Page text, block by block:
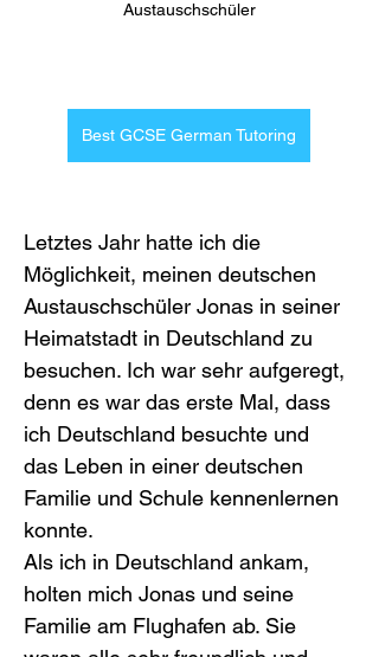
Austauschschüler
Best GCSE German Tutoring
Letztes Jahr hatte ich die
Möglichkeit, meinen deutschen
Austauschschüler Jonas in seiner
Heimatstadt in Deutschland zu
besuchen. Ich war sehr aufgeregt,
denn es war das erste Mal, dass
ich Deutschland besuchte und
das Leben in einer deutschen
Familie und Schule kennenlernen
konnte.
Als ich in Deutschland ankam,
holten mich Jonas und seine
Familie am Flughafen ab. Sie